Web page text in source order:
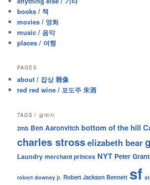
h
books / 책
movies / 영화
music / 음악
places / 여행
PAGES
about / 잡상 雜像
red red wine / 포도주 朱酒
TAGS / 글딱지
2mb Ben Aaronvitch bottom of the hill
charles strosselizabeth bear
Laundry merchant princes NYT Peter Grant
robert downey jr. Robert Jackson Bennett sf